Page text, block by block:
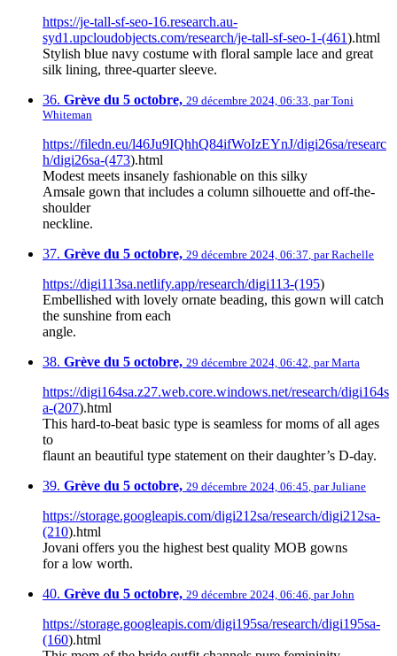
https://je-tall-sf-seo-16.research.au-
syd1.upcloudobjects.com/research/je-tall-sf-seo-1-(461).html
Stylish blue navy costume with floral sample lace and great
silk lining, three-quarter sleeve.
36. Grève du 5 octobre, 29 décembre 2024, 06:33 parToni
Whiteman
https://filedn.eu/l46Ju9IQhhQ84ifWoIzEYnJ/digi26sa/researc
h/digi26sa-(473).html
Modest meets insanely fashionable on this silky
Amsale gown that includes a column silhouette and off-the-
shoulder
neckline.
37. Grève du 5 octobre, 29 décembre 2024, 06:37 parRachelle
https://digi113sa.netlify.app/research/digi113-(195)
Embellished with lovely ornate beading, this gown will catch
the sunshine from each
angle.
38. Grève du 5 octobre, 29 décembre 2024, 06:42 parMarta
https://digi164sa.z27.web.core.windows.net/research/digi164s
a-(207).html
This hard-to-beat basic type is seamless for moms of all ages
to
flaunt an beautiful type statement on their daughter’s D-day.
39. Grève du 5 octobre, 29 décembre 2024, 06:45 parJuliane
https://storage.googleapis.com/digi212sa/research/digi212sa-
(210).html
Jovani offers you the highest best quality MOB gowns
for a low worth.
40. Grève du 5 octobre, 29 décembre 2024, 06:46 parJohn
https://storage.googleapis.com/digi195sa/research/digi195sa-
(160).html